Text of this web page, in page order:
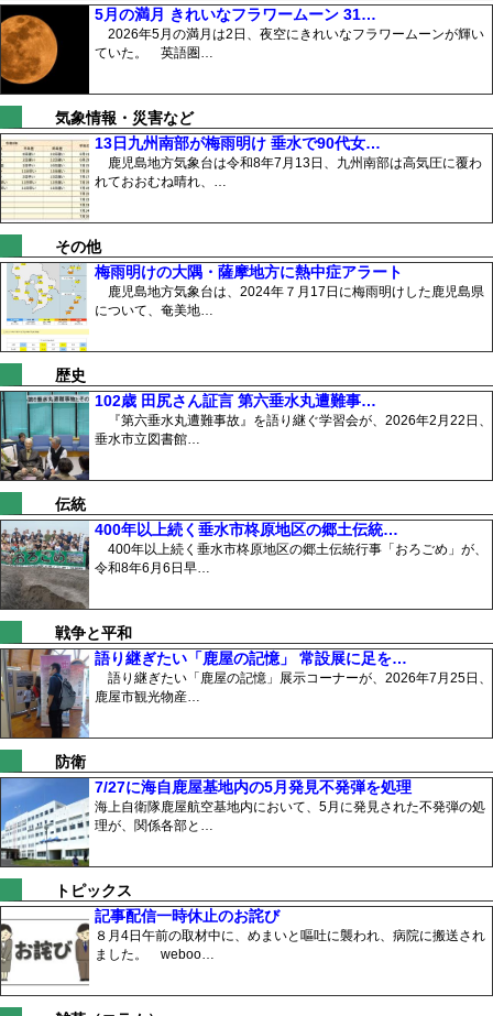
5月の満月 きれいなフラワームーン 31…
2026年5月の満月は2日、夜空にきれいなフラワームーンが輝い
ていた。 英語圏…
気象情報・災害など
13日九州南部が梅雨明け 垂水で90代女…
鹿児島地方気象台は令和8年7月13日、九州南部は高気圧に覆わ
れておおむね晴れ、…
その他
梅雨明けの大隅・薩摩地方に熱中症アラート
鹿児島地方気象台は、2024年７月17日に梅雨明けした鹿児島県
について、奄美地…
歴史
102歳 田尻さん証言 第六垂水丸遭難事…
『第六垂水丸遭難事故』を語り継ぐ学習会が、2026年2月22日、
垂水市立図書館…
伝統
400年以上続く垂水市柊原地区の郷土伝統…
400年以上続く垂水市柊原地区の郷土伝統行事「おろごめ」が、
令和8年6月6日早…
戦争と平和
語り継ぎたい「鹿屋の記憶」 常設展に足を…
語り継ぎたい「鹿屋の記憶」展示コーナーが、2026年7月25日、
鹿屋市観光物産…
防衛
7/27に海自鹿屋基地内の5月発見不発弾を処理
海上自衛隊鹿屋航空基地内において、5月に発見された不発弾の処
理が、関係各部と…
トピックス
記事配信一時休止のお詫び
８月4日午前の取材中に、めまいと嘔吐に襲われ、病院に搬送され
ました。 weboo…